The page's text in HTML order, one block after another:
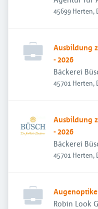
45699 Herten,
Ausbildung
- 2026
Bäckerei
45701 Herten,
Ausbildung
- 2026
Bäckerei
45701 Herten,
Robin Look